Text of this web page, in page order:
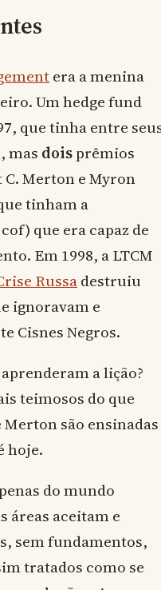
era a menina
Um hedge fund
que tinha entre
mas doisprêmios
Merton e Myron
tinham a
que era capaz de
Em 1998, a LTCM
Russadestruiu
ignoravam e
Cisnes Negros.
a lição?
teimosos do que
Merton são ensinadas
hoje.
do mundo
áreas aceitam e
sem fundamentos,
tratados como se